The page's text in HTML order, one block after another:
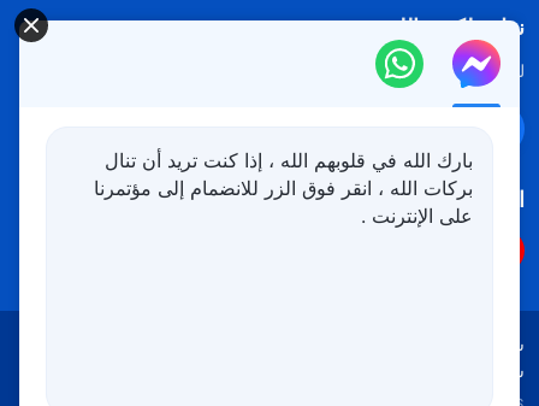
نزل ملكوت الله.
لقد نزلت المملكة بالفعل إلى الأرض! هل تريد دخوله؟
اتبعنا
شروط الاستخدام
سياسة ملفات تعريف الارتباط
بارك الله في قلوبهم الله ، إذا كنت تريد أن تنال
بركات الله ، انقر فوق الزر للانضمام إلى مؤتمرنا
على الإنترنت .